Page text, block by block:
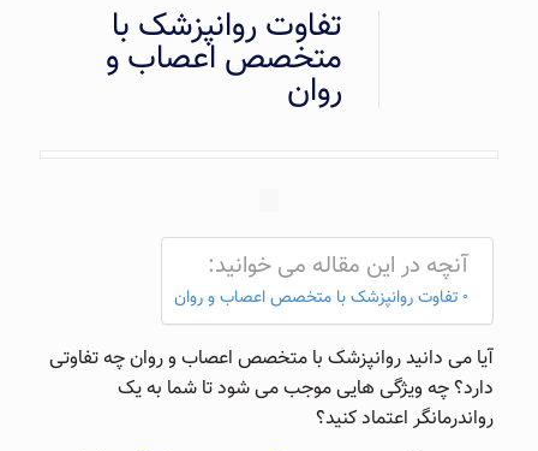
تفاوت روانپزشک با
متخصص اعصاب و
روان
آنچه در این مقاله می خوانید:
تفاوت روانپزشک با متخصص اعصاب و روان
آیا می دانید روانپزشک با متخصص اعصاب و روان چه تفاوتی
دارد؟ چه ویژگی هایی موجب می شود تا شما به یک
رواندرمانگر اعتماد کنید؟